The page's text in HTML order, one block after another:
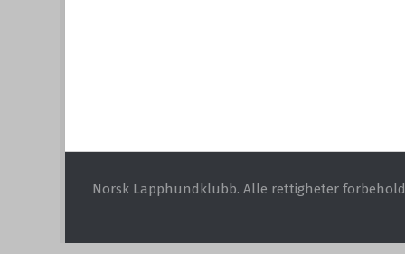
Norsk Lapphundklubb. Alle rettigheter